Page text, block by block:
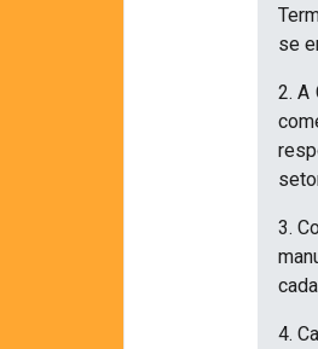
se
2. A
3.
4.